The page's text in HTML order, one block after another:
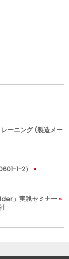
ーニング (製造メー
1-2）
」実践セミナー